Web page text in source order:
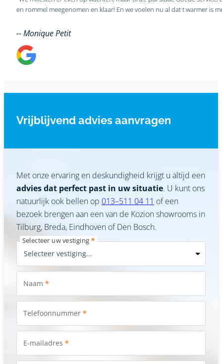
-- Monique Petit
Vrijblijvend advies aanvragen
Met onze ervaring en deskundigheid krijgt u altijd een
advies dat perfect past in uw situatie. U kunt ons
natuurlijk ook bellen op 013–511 04 11 of een
bezoek brengen aan een van de Kozion showrooms in
Tilburg, Breda, Eindhoven of Den Bosch.
Selecteer uw vestiging *
Naam *
Telefoonnummer *
E-mailadres *